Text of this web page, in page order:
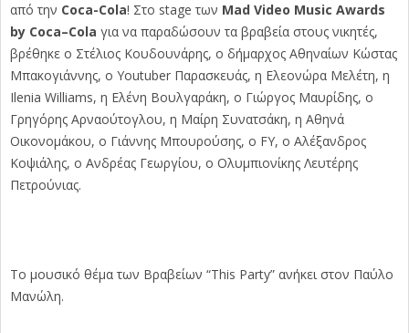
από την Coca-Cola! Στο stage των Mad Video Music Awards
by Coca–Cola για να παραδώσουν τα βραβεία στους νικητές,
βρέθηκε ο Στέλιος Κουδουνάρης, ο δήμαρχος Αθηναίων Κώστας
Μπακογιάννης, ο Youtuber Παρασκευάς, η Ελεονώρα Μελέτη, η
Ilenia Williams, η Ελένη Βουλγαράκη, ο Γιώργος Μαυρίδης, ο
Γρηγόρης Αρναούτογλου, η Μαίρη Συνατσάκη, η Αθηνά
Οικονομάκου, ο Γιάννης Μπουρούσης, ο FY, ο Αλέξανδρος
Κοψιάλης, ο Ανδρέας Γεωργίου, ο Oλυμπιονίκης Λευτέρης
Πετρούνιας.
Το μουσικό θέμα των Βραβείων “This Party” ανήκει στον Παύλο
Μανώλη.